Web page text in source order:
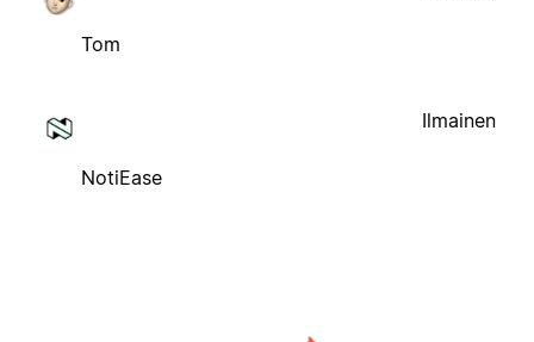
Tom
NotiEase
Ilmainen